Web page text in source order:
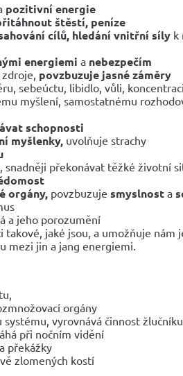
pozitivní energie
štěstí, peníze
cílů, hledání vnitřní síly k
energiemi a nebezpečím
povzbuzuje jasné záměry
sebeúctu, libidlo, vůli,
myšlení, samostatnému
schopnosti
myšlenky, uvolňuje strachy
snadněji překonávat těžké životní
orgány, povzbuzuje smyslnost a
a jeho porozumění
takové, jaké jsou, a umožňuje nám
mezi jin a jang energiemi.
orgány
systému, vyrovnává činnost
při nočním vidění
překážky
zlomených kostí